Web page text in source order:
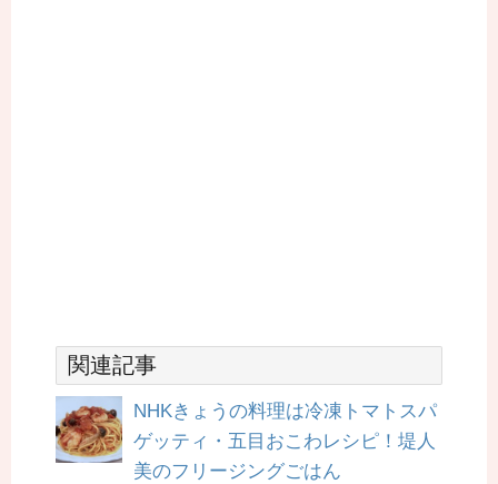
関連記事
NHKきょうの料理は冷凍トマトスパ
ゲッティ・五目おこわレシピ！堤人
美のフリージングごはん